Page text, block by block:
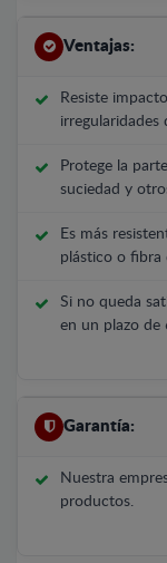
Ventajas:
Resiste
irregularidades
Protege la
suciedad y
Es más
plástico o fibra
Si no queda
en un plazo de
Garantía:
Nuestra
productos.